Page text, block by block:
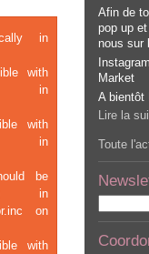
in
with
in
with
in
be
in
on
with
Afin de
pop up
nous sur
Market
A bientôt
Lire la
Toute